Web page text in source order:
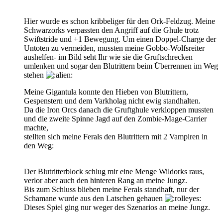
Hier wurde es schon kribbeliger für den Ork-Feldzug. Meine
Schwarzorks verpassten den Angriff auf die Ghule trotz
Swiftstride und +1 Bewegung. Um einen Doppel-Charge der
Untoten zu vermeiden, mussten meine Gobbo-Wolfsreiter
aushelfen- im Bild seht Ihr wie sie die Gruftschrecken
umlenken und sogar den Blutrittern beim Überrennen im Weg
stehen
Meine Gigantula konnte den Hieben von Blutrittern,
Gespenstern und dem Varkholag nicht ewig standhalten.
Da die Iron Orcs danach die Gruftghule verkloppen mussten
und die zweite Spinne Jagd auf den Zombie-Mage-Carrier
machte,
stellten sich meine Ferals den Blutrittern mit 2 Vampiren in
den Weg:
Der Blutritterblock schlug mir eine Menge Wildorks raus,
verlor aber auch den hinteren Rang an meine Jungz.
Bis zum Schluss blieben meine Ferals standhaft, nur der
Schamane wurde aus den Latschen gehauen
Dieses Spiel ging nur weger des Szenarios an meine Jungz.